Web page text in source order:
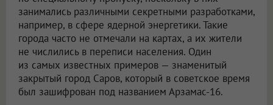
занимались различными секретными разработками,
например, в сфере ядерной энергетики. Такие
города часто не отмечали на картах, а их жители
не числились в переписи населения. Один
из самых известных примеров — знаменитый
закрытый город Саров, который в советское время
был зашифрован под названием Арзамас-16.